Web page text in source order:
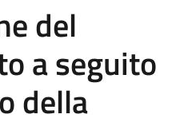
del
a seguito
della